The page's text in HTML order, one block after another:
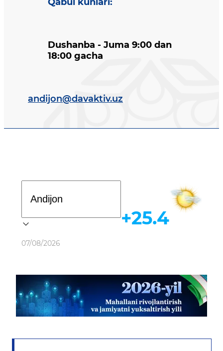
Qabul kunlari:
Dushanba - Juma 9:00 dan
18:00 gacha
andijon@davaktiv.uz
Ob-havo
07/08/2026
+25.4